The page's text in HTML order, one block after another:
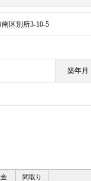
区別所3-10-5
築年月
間取り